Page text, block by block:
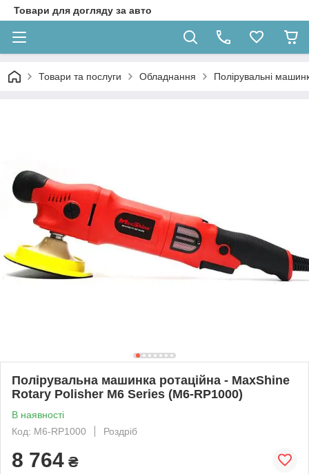
Товари для догляду за авто
Товари та послуги Обладнання Полірувальні
Полірувальна машинка ротаційна - MaxShine
Rotary Polisher M6 Series (M6-RP1000)
В наявності
Код: M6-RP1000
Роздріб
8 764 ₴